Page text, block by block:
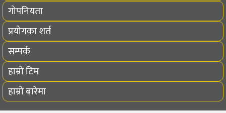
गोपनियता
प्रयोगका शर्त
सम्पर्क
हाम्रो टिम
हाम्रो बारेमा